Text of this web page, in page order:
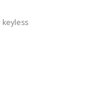
keyless